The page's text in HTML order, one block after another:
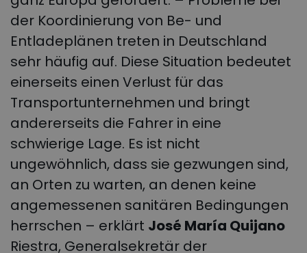
der Koordinierung von Be- und
Entladeplänen treten in Deutschland
sehr häufig auf. Diese Situation bedeutet
einerseits einen Verlust für das
Transportunternehmen und bringt
andererseits die Fahrer in eine
schwierige Lage. Es ist nicht
ungewöhnlich, dass sie gezwungen sind,
an Orten zu warten, an denen keine
angemessenen sanitären Bedingungen
herrschen – erklärt José María Quijano
Riestra, Generalsekretär der